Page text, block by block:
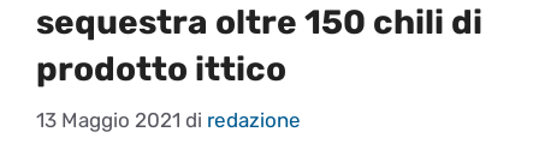
sequestra oltre 150 chili di
prodotto ittico
13 Maggio 2021 di redazione